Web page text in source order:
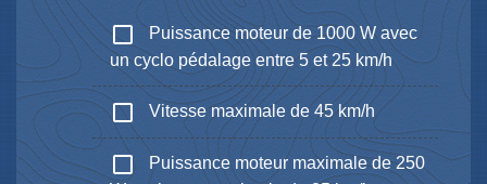
check_box_outline_blank
Puissance moteur de 1000 W avec
un cyclo pédalage entre 5 et 25 km/h
check_box_outline_blank Vitesse maximale de 45 km/h
check_box_outline_blank
Puissance moteur maximale de 250